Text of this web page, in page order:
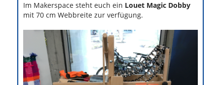
Im Makerspace steht euch ein Louet Magic Dobby
mit 70 cm Webbreite zur verfügung.